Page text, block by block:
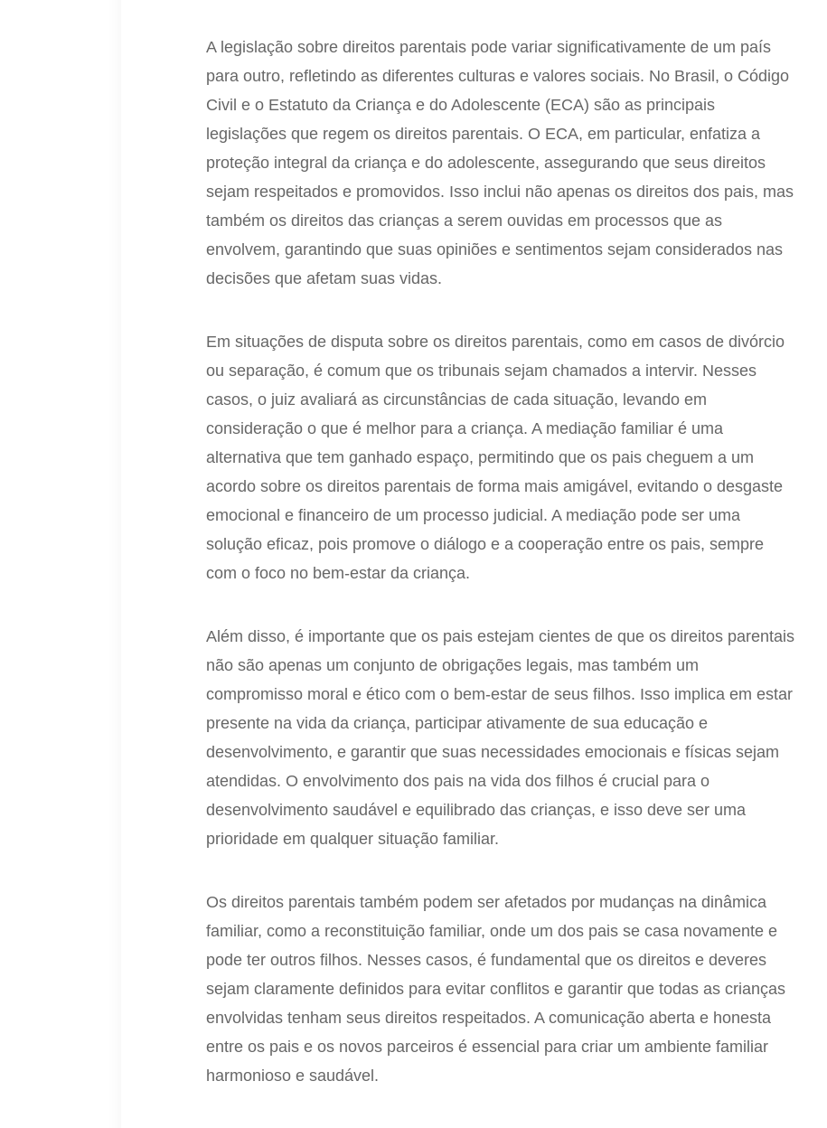
A legislação sobre direitos parentais pode variar significativamente de um país
para outro, refletindo as diferentes culturas e valores sociais. No Brasil, o Código
Civil e o Estatuto da Criança e do Adolescente (ECA) são as principais
legislações que regem os direitos parentais. O ECA, em particular, enfatiza a
proteção integral da criança e do adolescente, assegurando que seus direitos
sejam respeitados e promovidos. Isso inclui não apenas os direitos dos pais, mas
também os direitos das crianças a serem ouvidas em processos que as
envolvem, garantindo que suas opiniões e sentimentos sejam considerados nas
decisões que afetam suas vidas.
Em situações de disputa sobre os direitos parentais, como em casos de divórcio
ou separação, é comum que os tribunais sejam chamados a intervir. Nesses
casos, o juiz avaliará as circunstâncias de cada situação, levando em
consideração o que é melhor para a criança. A mediação familiar é uma
alternativa que tem ganhado espaço, permitindo que os pais cheguem a um
acordo sobre os direitos parentais de forma mais amigável, evitando o desgaste
emocional e financeiro de um processo judicial. A mediação pode ser uma
solução eficaz, pois promove o diálogo e a cooperação entre os pais, sempre
com o foco no bem-estar da criança.
Além disso, é importante que os pais estejam cientes de que os direitos parentais
não são apenas um conjunto de obrigações legais, mas também um
compromisso moral e ético com o bem-estar de seus filhos. Isso implica em estar
presente na vida da criança, participar ativamente de sua educação e
desenvolvimento, e garantir que suas necessidades emocionais e físicas sejam
atendidas. O envolvimento dos pais na vida dos filhos é crucial para o
desenvolvimento saudável e equilibrado das crianças, e isso deve ser uma
prioridade em qualquer situação familiar.
Os direitos parentais também podem ser afetados por mudanças na dinâmica
familiar, como a reconstituição familiar, onde um dos pais se casa novamente e
pode ter outros filhos. Nesses casos, é fundamental que os direitos e deveres
sejam claramente definidos para evitar conflitos e garantir que todas as crianças
envolvidas tenham seus direitos respeitados. A comunicação aberta e honesta
entre os pais e os novos parceiros é essencial para criar um ambiente familiar
harmonioso e saudável.